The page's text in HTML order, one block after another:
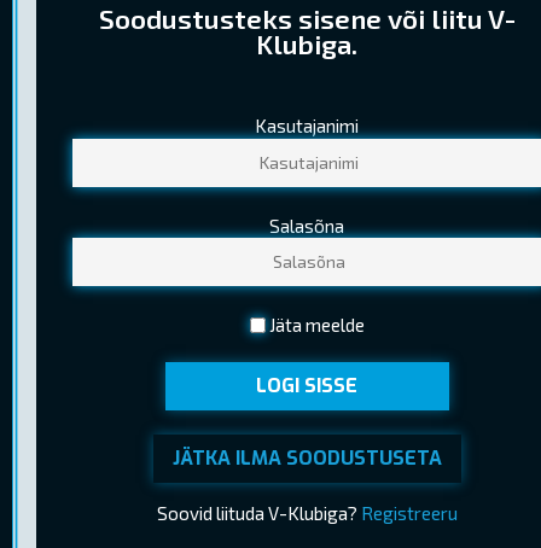
Soodustusteks sisene või liitu V-
Klubiga.
Kasutajanimi
Salasõna
Jäta meelde
LOGI SISSE
JÄTKA ILMA SOODUSTUSETA
Soovid liituda V-Klubiga? Registreeru
PILETIHINNAD
Tavapilet 8,20 €
Lapsepilet 5,60 €
(Kehtib EV pensionitunnistuse esitamisel)